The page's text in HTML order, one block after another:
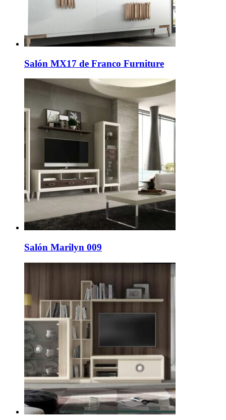
Salón MX17 de Franco Furniture
Salón Marilyn 009